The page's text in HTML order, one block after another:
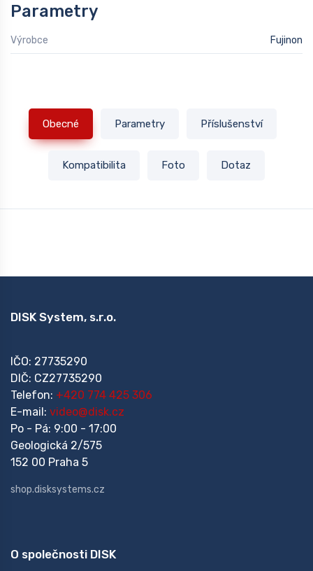
Parametry
Výrobce Fujinon
Obecné Parametry Příslušenství
Kompatibilita Foto Dotaz
DISK System, s.r.o.
IČO: 27735290
DIČ: CZ27735290
Telefon: +420 774 425 306
E-mail: video@disk.cz
Po - Pá: 9:00 - 17:00
Geologická 2/575
152 00 Praha 5
shop.disksystems.cz
O společnosti DISK